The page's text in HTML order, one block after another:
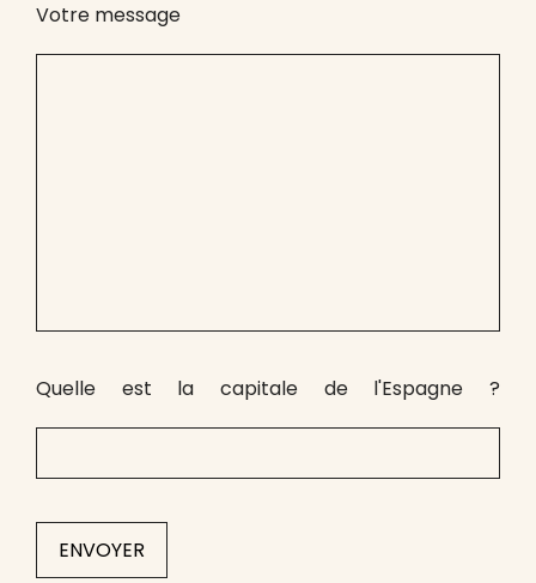
Votre message
Quelle est la capitale de l'Espagne ?